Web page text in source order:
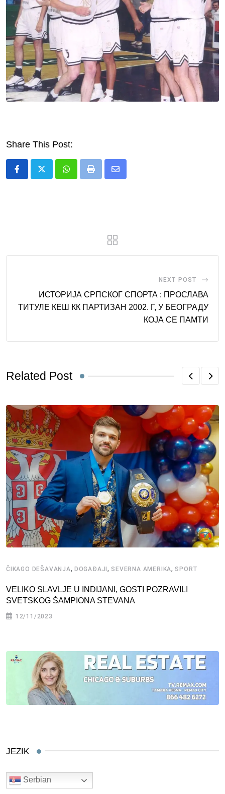
Share This Post:
Whatsapp
Print
Share
NEXT POST
ИСТОРИЈА СРПСКОГ СПОРТА : ПРОСЛАВА
ТИТУЛЕ КЕШ КК ПАРТИЗАН 2002. Г, У БЕОГРАДУ
КОЈА СЕ ПАМТИ
Related Post
ČIKAGO DEŠAVANJA, DOGAĐAJI, SEVERNA AMERIKA, SPORT
VELIKO SLAVLJE U INDIJANI, GOSTI POZRAVILI
SVETSKOG ŠAMPIONA STEVANA
12/11/2023
JEZIK
Serbian